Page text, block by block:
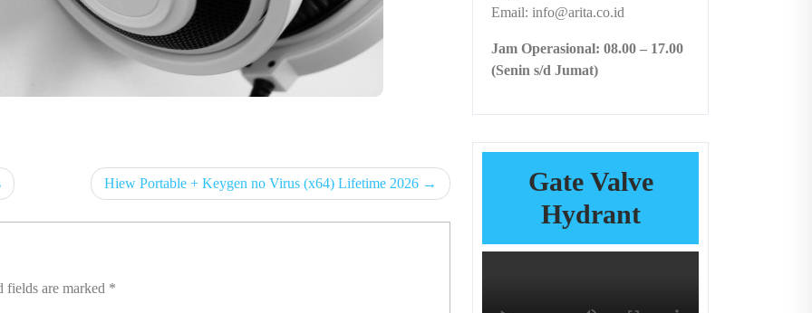
Hiew Portable + Keygen no Virus (x64) Lifetime 2026
fields are marked *
Email: info@arita.co.id
Jam Operasional: 08.00 – 17.00
(Senin s/d Jumat)
Gate Valve
Hydrant